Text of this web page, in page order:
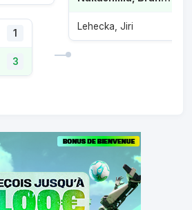
1
3
Lehecka, Jiri